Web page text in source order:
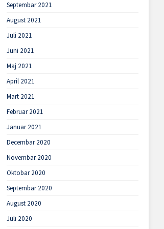
Septembar 2021
August 2021
Juli 2021
Juni 2021
Maj 2021
April 2021
Mart 2021
Februar 2021
Januar 2021
Decembar 2020
Novembar 2020
Oktobar 2020
Septembar 2020
August 2020
Juli 2020